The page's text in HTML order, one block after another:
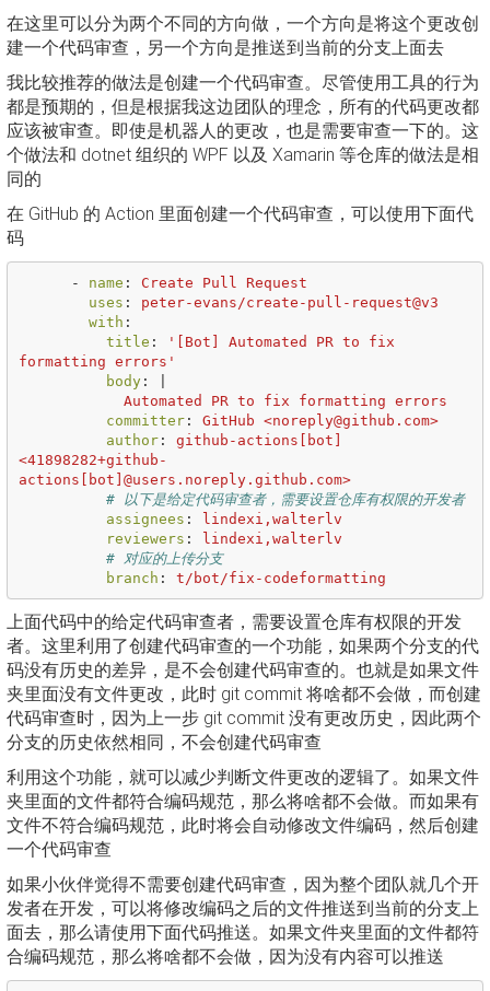
在这里可以分为两个不同的方向做，一个方向是将这个更改创
建一个代码审查，另一个方向是推送到当前的分支上面去
我比较推荐的做法是创建一个代码审查。尽管使用工具的行为
都是预期的，但是根据我这边团队的理念，所有的代码更改都
应该被审查。即使是机器人的更改，也是需要审查一下的。这
个做法和 dotnet 组织的 WPF 以及 Xamarin 等仓库的做法是相
同的
在 GitHub 的 Action 里面创建一个代码审查，可以使用下面代
码
- name :
Create Pull Request
uses :
peter-evans/create-pull-request@v3
with :
title : ' [Bot] Automated PR to
fix
formatting errors'
body:
Automated PR to fix formatting errors
committer:
GitHub <noreply@github.com>
author:
github-actions[bot]
<41898282+github-
actions[bot]@users.noreply.github.com>
# 以下是给定代码审查者，需要设置仓库有权限的开发者
assignees :
lindexi,walterlv
reviewers :
lindexi,walterlv
# 对应的上传分支
branch : t/bot/fix-codeformatting
上面代码中的给定代码审查者，需要设置仓库有权限的开发
者。这里利用了创建代码审查的一个功能，如果两个分支的代
码没有历史的差异，是不会创建代码审查的。也就是如果文件
夹里面没有文件更改，此时 git commit 将啥都不会做，而创建
代码审查时，因为上一步 git commit 没有更改历史，因此两个
分支的历史依然相同，不会创建代码审查
利用这个功能，就可以减少判断文件更改的逻辑了。如果文件
夹里面的文件都符合编码规范，那么将啥都不会做。而如果有
文件不符合编码规范，此时将会自动修改文件编码，然后创建
一个代码审查
如果小伙伴觉得不需要创建代码审查，因为整个团队就几个开
发者在开发，可以将修改编码之后的文件推送到当前的分支上
面去，那么请使用下面代码推送。如果文件夹里面的文件都符
合编码规范，那么将啥都不会做，因为没有内容可以推送